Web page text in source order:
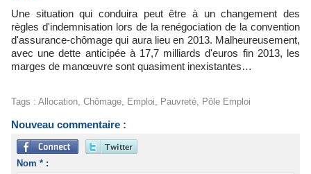
Une situation qui conduira peut être à un changement des
règles d'indemnisation lors de la renégociation de la convention
d'assurance-chômage qui aura lieu en 2013. Malheureusement,
avec une dette anticipée à 17,7 milliards d'euros fin 2013, les
marges de manœuvre sont quasiment inexistantes…
Tags : Allocation, Chômage, Emploi, Pauvreté, Pôle Emploi
Nouveau commentaire :
Nom * :